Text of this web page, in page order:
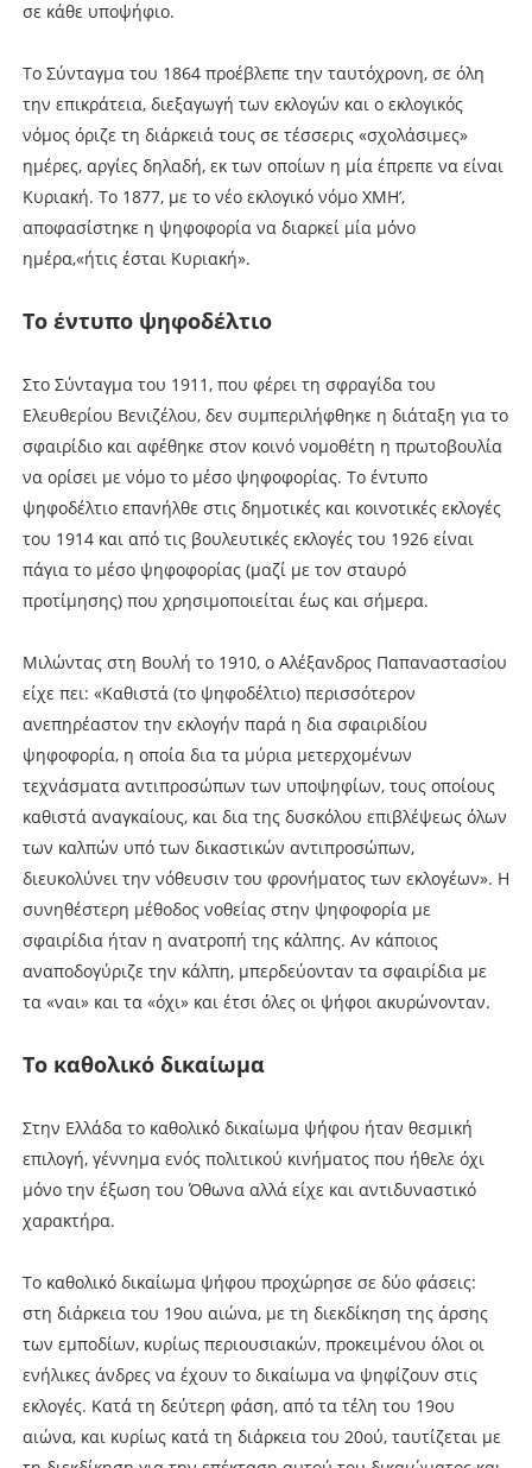
σε κάθε υποψήφιο.
Το Σύνταγμα του 1864 προέβλεπε την ταυτόχρονη, σε όλη
την επικράτεια, διεξαγωγή των εκλογών και ο εκλογικός
νόμος όριζε τη διάρκειά τους σε τέσσερις «σχολάσιμες»
ημέρες, αργίες δηλαδή, εκ των οποίων η μία έπρεπε να είναι
Κυριακή. Το 1877, με το νέο εκλογικό νόμο ΧΜΗ’,
αποφασίστηκε η ψηφοφορία να διαρκεί μία μόνο
ημέρα,«ήτις έσται Κυριακή».
Το έντυπο ψηφοδέλτιο
Στο Σύνταγμα του 1911, που φέρει τη σφραγίδα του
Ελευθερίου Βενιζέλου, δεν συμπεριλήφθηκε η διάταξη για το
σφαιρίδιο και αφέθηκε στον κοινό νομοθέτη η πρωτοβουλία
να ορίσει με νόμο το μέσο ψηφοφορίας. Το έντυπο
ψηφοδέλτιο επανήλθε στις δημοτικές και κοινοτικές εκλογές
του 1914 και από τις βουλευτικές εκλογές του 1926 είναι
πάγια το μέσο ψηφοφορίας (μαζί με τον σταυρό
προτίμησης) που χρησιμοποιείται έως και σήμερα.
Μιλώντας στη Βουλή το 1910, ο Αλέξανδρος Παπαναστασίου
είχε πει: «Καθιστά (το ψηφοδέλτιο) περισσότερον
ανεπηρέαστον την εκλογήν παρά η δια σφαιριδίου
ψηφοφορία, η οποία δια τα μύρια μετερχομένων
τεχνάσματα αντιπροσώπων των υποψηφίων, τους οποίους
καθιστά αναγκαίους, και δια της δυσκόλου επιβλέψεως όλων
των καλπών υπό των δικαστικών αντιπροσώπων,
διευκολύνει την νόθευσιν του φρονήματος των εκλογέων». Η
συνηθέστερη μέθοδος νοθείας στην ψηφοφορία με
σφαιρίδια ήταν η ανατροπή της κάλπης. Αν κάποιος
αναποδογύριζε την κάλπη, μπερδεύονταν τα σφαιρίδια με
τα «ναι» και τα «όχι» και έτσι όλες οι ψήφοι ακυρώνονταν.
Το καθολικό δικαίωμα
Στην Ελλάδα το καθολικό δικαίωμα ψήφου ήταν θεσμική
επιλογή, γέννημα ενός πολιτικού κινήματος που ήθελε όχι
μόνο την έξωση του Όθωνα αλλά είχε και αντιδυναστικό
χαρακτήρα.
Το καθολικό δικαίωμα ψήφου προχώρησε σε δύο φάσεις:
στη διάρκεια του 19ου αιώνα, με τη διεκδίκηση της άρσης
των εμποδίων, κυρίως περιουσιακών, προκειμένου όλοι οι
ενήλικες άνδρες να έχουν το δικαίωμα να ψηφίζουν στις
εκλογές. Κατά τη δεύτερη φάση, από τα τέλη του 19ου
αιώνα, και κυρίως κατά τη διάρκεια του 20ού, ταυτίζεται με